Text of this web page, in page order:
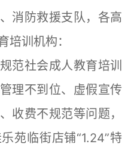
消防救援支队，各高
培训机构：
社会成人教育培训
理不到位、虚假宣传
收费不规范等问题，
苑临街店铺“1.24”特